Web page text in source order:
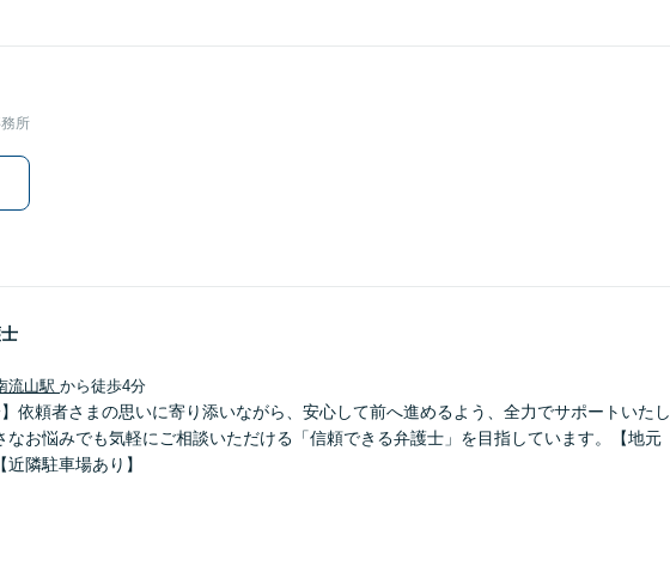
所
流山駅 から徒歩4分
】依頼者さまの思いに寄り添いながら、安心して前へ進めるよう、全力でサポートいたし
なお悩みでも気軽にご相談いただける「信頼できる弁護士」を目指しています。【地元
隣駐車場あり】